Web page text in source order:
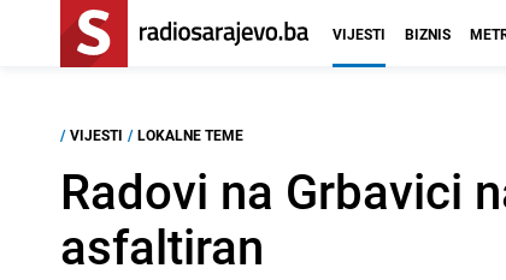
VIJESTI BIZNIS
/ VIJESTI / LOKALNE TEME
Radovi na Grbavici
asfaltiran